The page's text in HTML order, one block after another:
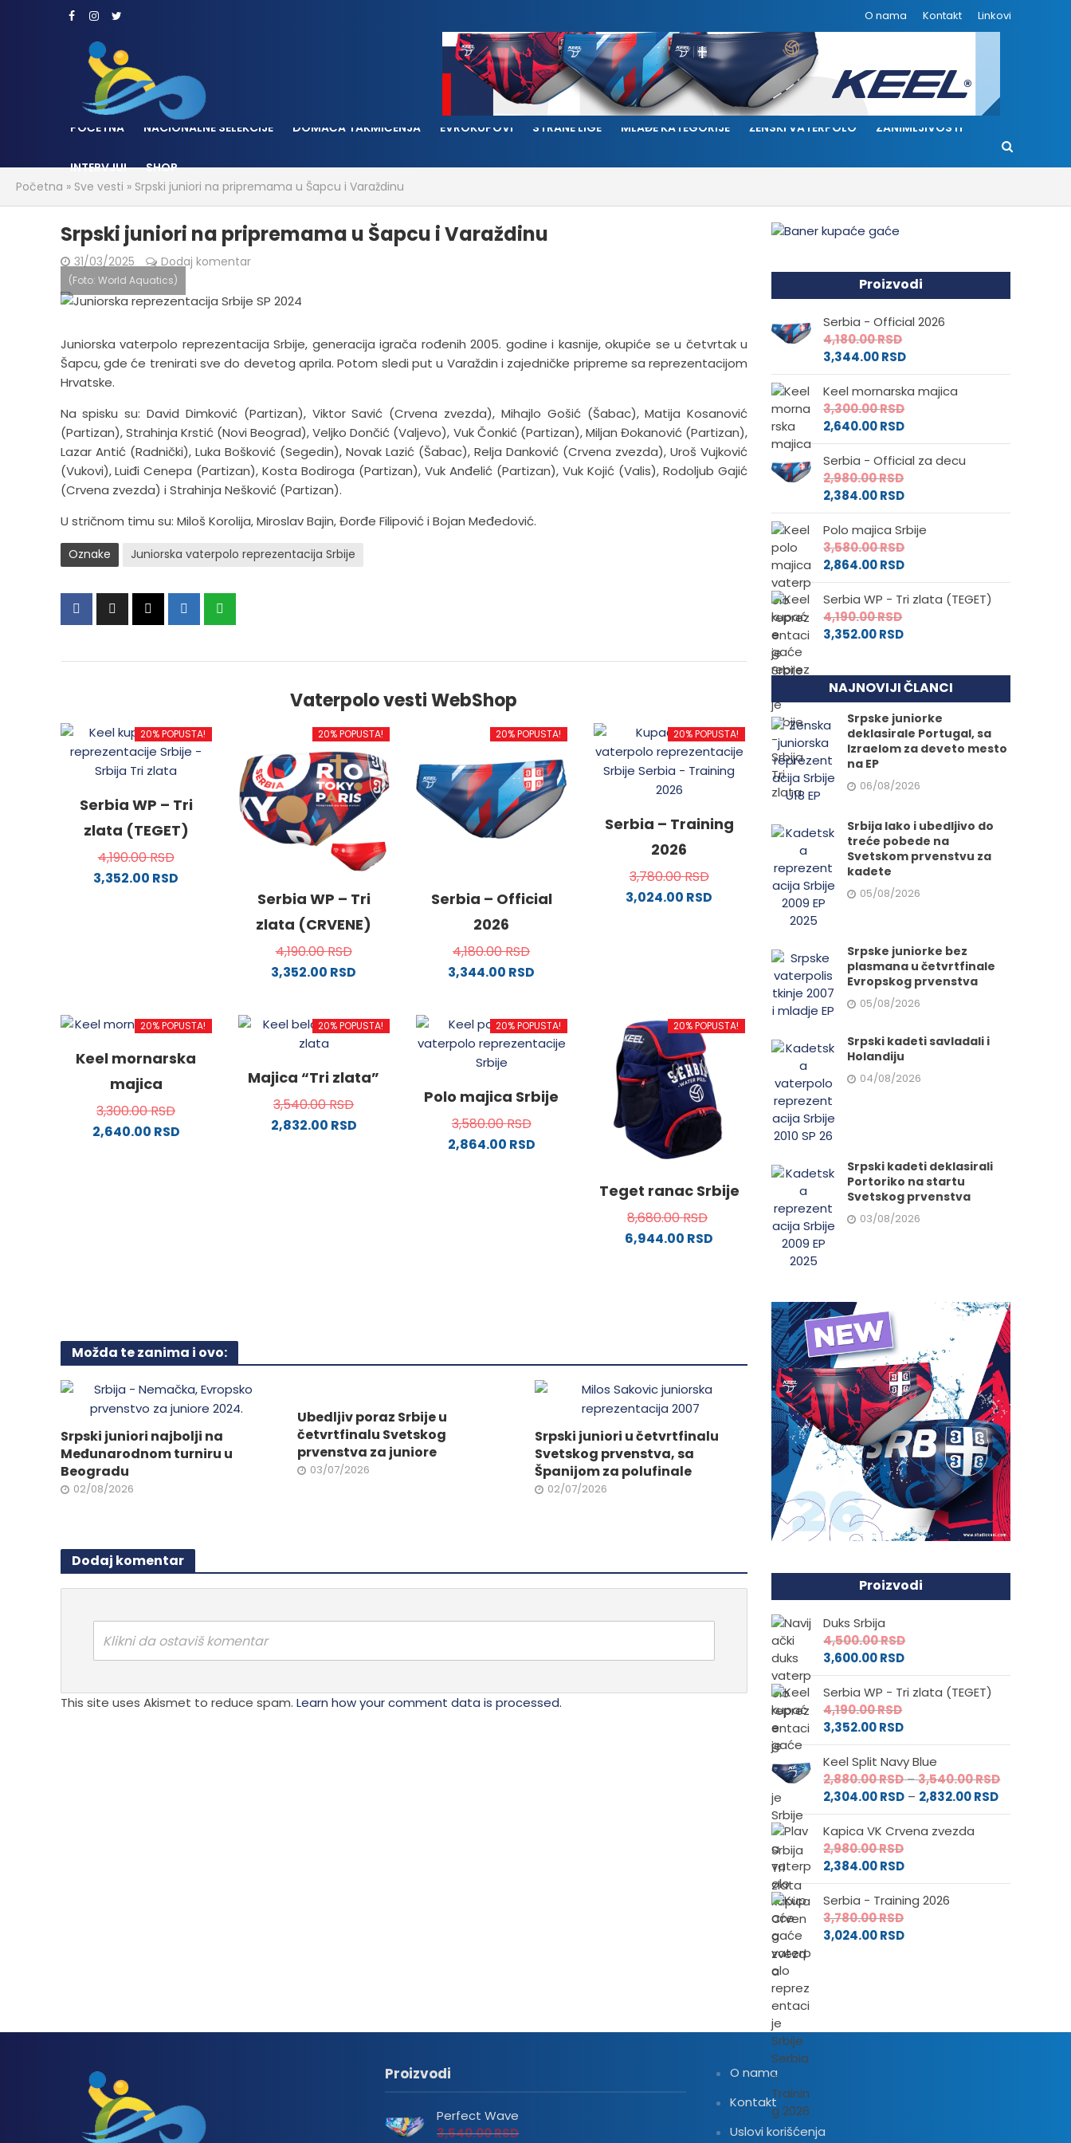
O nama Kontakt Linkovi
POČETNA NACIONALNE SELEKCIJE DOMAĆA TAKMIČENJA EVROKUPOVI STRANE LIGE MLAĐE KATEGORIJE ŽENSKI VATERPOLO ZANIMLJIVOSTI
INTERVJUI
SHOP
Početna » Sve vesti » Srpski juniori na pripremama u Šapcu i Varaždinu
Srpski juniori na pripremama u Šapcu i Varaždinu
31/03/2025 Dodaj komentar
(Foto: World Aquatics)
Juniorska vaterpolo reprezentacija Srbije, generacija igrača rođenih 2005. godine i kasnije, okupiće se u četvrtak u
Šapcu, gde će trenirati sve do devetog aprila. Potom sledi put u Varaždin i zajedničke pripreme sa reprezentacijom
Hrvatske.
Na spisku su: David Dimković (Partizan), Viktor Savić (Crvena zvezda), Mihajlo Gošić (Šabac), Matija Kosanović
(Partizan), Strahinja Krstić (Novi Beograd), Veljko Dončić (Valjevo), Vuk Čonkić (Partizan), Miljan Đokanović (Partizan),
Lazar Antić (Radnički), Luka Bošković (Segedin), Novak Lazić (Šabac), Relja Danković (Crvena zvezda), Uroš Vujković
(Vukovi), Luiđi Cenepa (Partizan), Kosta Bodiroga (Partizan), Vuk Anđelić (Partizan), Vuk Kojić (Valis), Rodoljub Gajić
(Crvena zvezda) i Strahinja Nešković (Partizan).
U stričnom timu su: Miloš Korolija, Miroslav Bajin, Đorđe Filipović i Bojan Međedović.
Oznake Juniorska vaterpolo reprezentacija Srbije
Vaterpolo vesti WebShop
20% POPUSTA!
Serbia WP – Tri
zlata (TEGET)
4,190.00RSD
3,352.00 RSD
biti
izabrane
stranici
proizvoda.
20% POPUSTA!
Serbia WP – Tri
zlata (CRVENE)
4,190.00RSD
3,352.00 RSD
ima
više
varijanti.
Opcije
mogu
biti
20% POPUSTA!
Serbia – Official
2026
4,180.00RSD
3,344.00 RSD
ima
više
varijanti.
Opcije
mogu
biti
izabrane
20% POPUSTA!
Serbia – Training
2026
3,780.00RSD
3,024.00 RSD
mogu
biti
izabrane
na
stranici
proizvoda.
20% POPUSTA!
Keel mornarska
majica
3,300.00RSD
2,640.00 RSD
stranici
proizvoda.
20% POPUSTA!
Majica “Tri zlata”
3,540.00RSD
2,832.00 RSD
20% POPUSTA!
Polo majica Srbije
3,580.00RSD
2,864.00 RSD
20% POPUSTA!
Teget ranac Srbije
8,680.00RSD
6,944.00 RSD
Možda te zanima i ovo:
Srpski juniori najbolji na
Međunarodnom turniru u
Beogradu
02/08/2026
Ubedljiv poraz Srbije u
četvrtfinalu Svetskog
prvenstva za juniore
03/07/2026
Srpski juniori u četvrtfinalu
Svetskog prvenstva, sa
Španijom za polufinale
02/07/2026
Dodaj komentar
Klikni da ostaviš komentar
This site uses Akismet to reduce spam. Learn how your comment data is processed.
Proizvodi
Serbia - Official 2026
4,180.00RSD
3,344.00RSD
Keel mornarska majica
3,300.00RSD
2,640.00RSD
Serbia - Official za decu
2,980.00RSD
2,384.00RSD
Polo majica Srbije
3,580.00RSD
2,864.00RSD
Serbia WP - Tri zlata (TEGET)
4,190.00RSD
3,352.00RSD
NAJNOVIJI ČLANCI
Srpske juniorke
deklasirale Portugal, sa
Izraelom za deveto mesto
na EP
06/08/2026
Srbija lako i ubedljivo do
treće pobede na
Svetskom prvenstvu za
kadete
05/08/2026
Srpske juniorke bez
plasmana u četvrtfinale
Evropskog prvenstva
05/08/2026
Srpski kadeti savladali i
Holandiju
04/08/2026
Srpski kadeti deklasirali
Portoriko na startu
Svetskog prvenstva
03/08/2026
Proizvodi
Duks Srbija
4,500.00RSD
3,600.00RSD
Serbia WP - Tri zlata (TEGET)
4,190.00RSD
3,352.00RSD
Keel Split Navy Blue
2,880.00RSD–3,540.00RSDRaspon
od
2,304.00RSD – 2,832.00RSDRaspon
cena:
2,832.00 RSD
Kapica VK Crvena zvezda
2,980.00RSD
2,384.00RSD
Serbia - Training 2026
3,780.00RSD
3,024.00RSD
Proizvodi
Perfect Wave
3,540.00RSD
O nama
Kontakt
Uslovi korišćenja